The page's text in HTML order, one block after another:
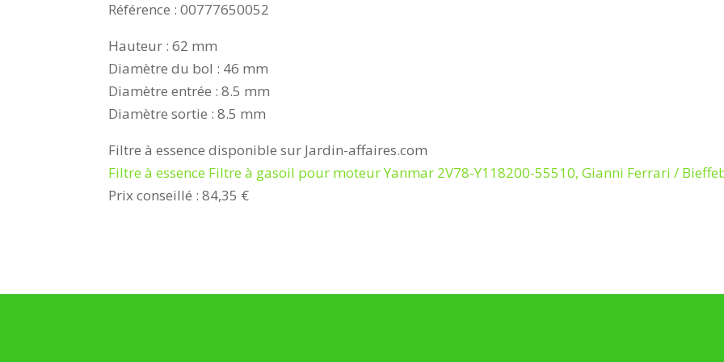
Référence : 00777650052
Hauteur : 62 mm
Diamètre du bol : 46 mm
Diamètre entrée : 8.5 mm
Diamètre sortie : 8.5 mm
Filtre à essence disponible sur Jardin-affaires.com
Filtre à essence Filtre à gasoil pour moteur Yanmar 2V78-Y118200-55510, Gianni Ferrari /
Prix conseillé : 84,35 €